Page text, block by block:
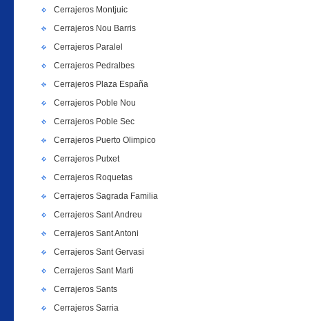
Cerrajeros Montjuic
Cerrajeros Nou Barris
Cerrajeros Paralel
Cerrajeros Pedralbes
Cerrajeros Plaza España
Cerrajeros Poble Nou
Cerrajeros Poble Sec
Cerrajeros Puerto Olimpico
Cerrajeros Putxet
Cerrajeros Roquetas
Cerrajeros Sagrada Familia
Cerrajeros Sant Andreu
Cerrajeros Sant Antoni
Cerrajeros Sant Gervasi
Cerrajeros Sant Marti
Cerrajeros Sants
Cerrajeros Sarria